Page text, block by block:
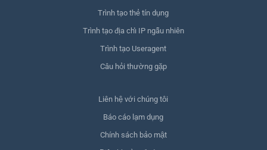
Trình tạo thẻ tín dụng
Trình tạo địa chỉ IP ngẫu nhiên
Trình tạo Useragent
Câu hỏi thường gặp
Liên hệ với chúng tôi
Báo cáo lạm dụng
Chính sách bảo mật